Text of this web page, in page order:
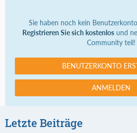
Sie haben noch kein
Registrieren Sie sich kostenlos und
Community teil!
BENUTZERKONTO
ANMELDEN
Letzte Beiträge